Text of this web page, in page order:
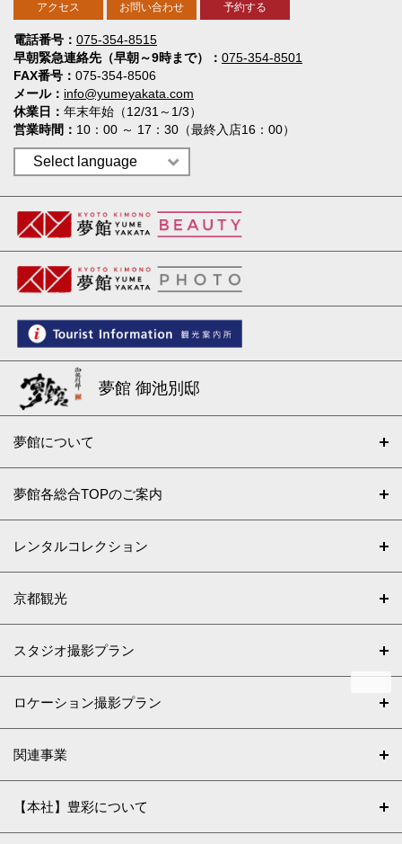
電話番号
075-354-8515
早朝緊急連絡先（早朝～9時まで）
075-354-8501
FAX番号
075-354-8506
メール
info@yumeyakata.com
休業日
年末年始（12/31～1/3）
営業時間
10：00 ～ 17：30（最終入店16：00）
アクセス お問い合わせ 予約する
夢館 御池別邸
夢館について
夢館各総合TOPのご案内
レンタルコレクション
京都観光
スタジオ撮影プラン
ロケーション撮影プラン
関連事業
【本社】豊彩について